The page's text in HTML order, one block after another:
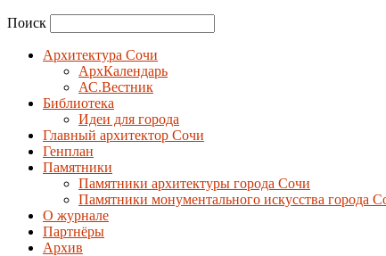
Поиск
Архитектура Сочи
АрхКалендарь
АС.Вестник
Библиотека
Идеи для города
Главный архитектор Сочи
Генплан
Памятники
Памятники архитектуры города Сочи
Памятники монументального искусства города
О журнале
Партнёры
Архив